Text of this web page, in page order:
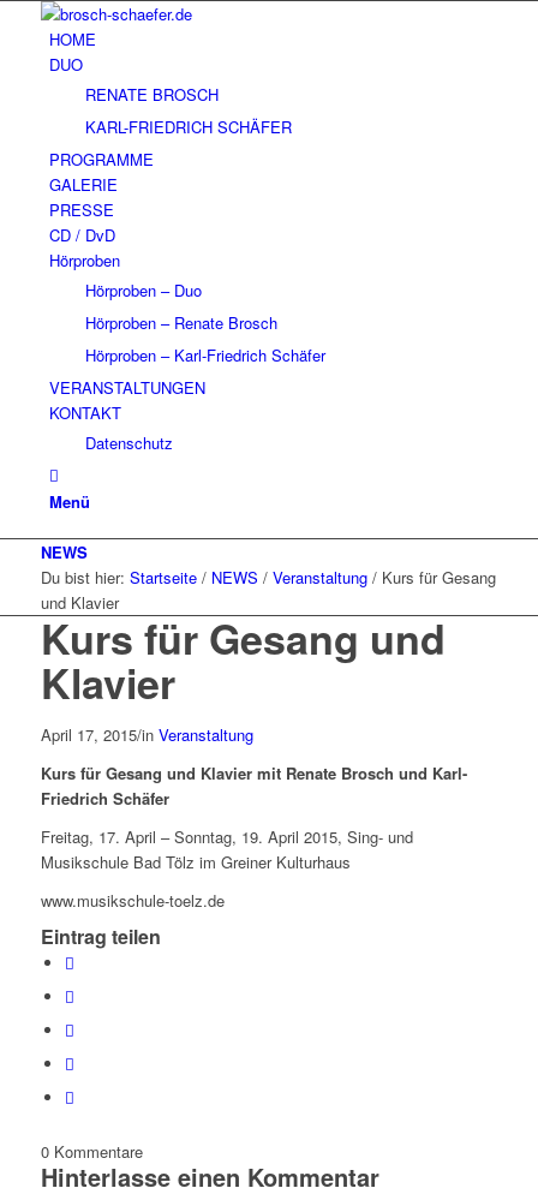
HOME
DUO
RENATE BROSCH
KARL-FRIEDRICH SCHÄFER
PROGRAMME
GALERIE
PRESSE
CD / DvD
Hörproben
Hörproben – Duo
Hörproben – Renate Brosch
Hörproben – Karl-Friedrich Schäfer
VERANSTALTUNGEN
KONTAKT
Datenschutz
Menü
NEWS
Du bist hier: Startseite / NEWS / Veranstaltung / Kurs für Gesang
und Klavier
Kurs für Gesang und
Klavier
April 17, 2015/in Veranstaltung
Kurs für Gesang und Klavier mit Renate Brosch und Karl-
Friedrich Schäfer
Freitag, 17. April – Sonntag, 19. April 2015, Sing- und
Musikschule Bad Tölz im Greiner Kulturhaus
www.musikschule-toelz.de
Eintrag teilen
0 Kommentare
Hinterlasse einen Kommentar